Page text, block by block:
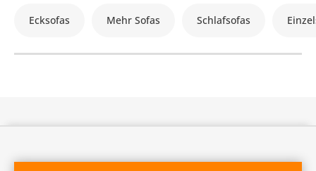
Ecksofas Mehr Sofas Schlafsofas